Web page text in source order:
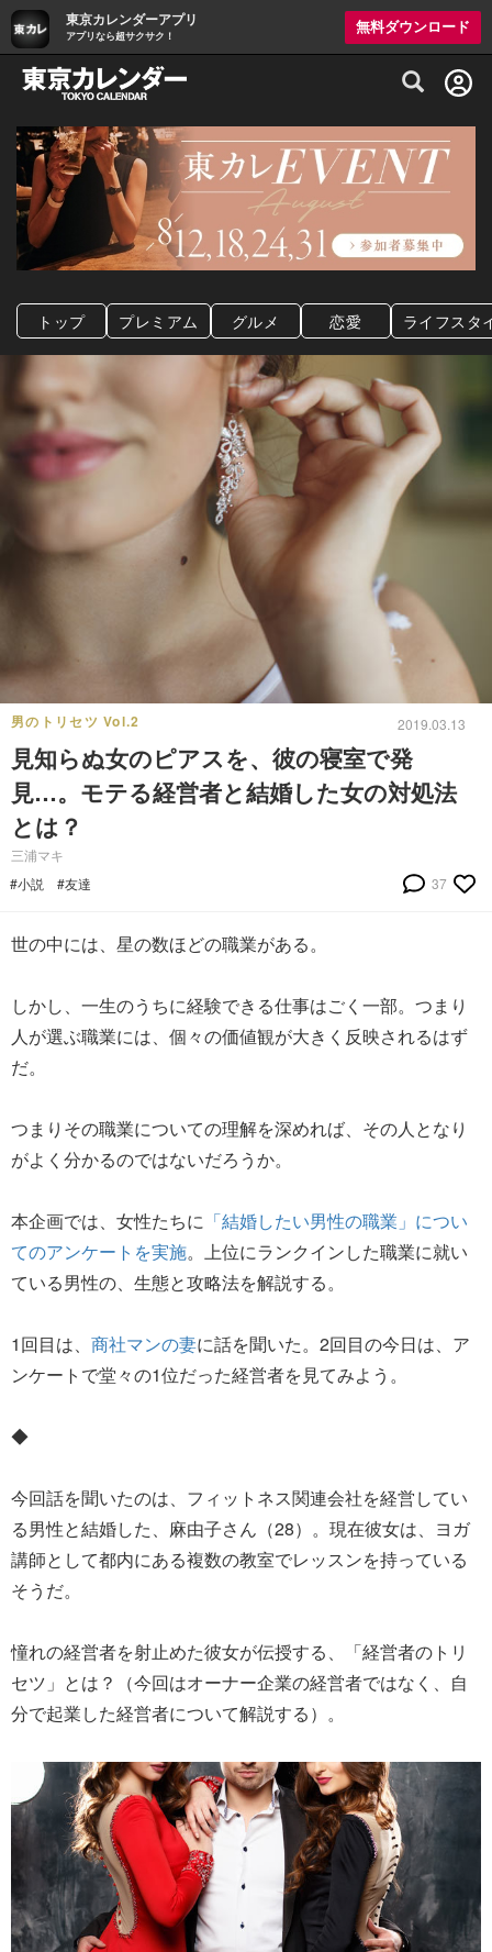
東京カレンダーアプリ
アプリなら超サクサク！
無料ダウンロード
グルメ情報・プレミアムレストラン予約
トップ プレミアム グルメ 恋愛 ライフスタ
男のトリセツ Vol.2 2019.03.13
見知らぬ女のピアスを、彼の寝室で発
見…。モテる経営者と結婚した女の対処法
とは？
三浦マキ
#小説
#友達 37
世の中には、星の数ほどの職業がある。
しかし、一生のうちに経験できる仕事はごく一部。つまり
人が選ぶ職業には、個々の価値観が大きく反映されるはず
だ。
つまりその職業についての理解を深めれば、その人となり
がよく分かるのではないだろうか。
本企画では、女性たちに 「結婚したい男性の職業」につい
てのアンケートを実施。上位にランクインした職業に就い
ている男性の、生態と攻略法を解説する。
1回目は、 商社マンの妻に話を聞いた。2回目の今日は、ア
ンケートで堂々の1位だった経営者を見てみよう。
◆
今回話を聞いたのは、フィットネス関連会社を経営してい
る男性と結婚した、麻由子さん（28）。現在彼女は、ヨガ
講師として都内にある複数の教室でレッスンを持っている
そうだ。
憧れの経営者を射止めた彼女が伝授する、「経営者のトリ
セツ」とは？（今回はオーナー企業の経営者ではなく、自
分で起業した経営者について解説する）。